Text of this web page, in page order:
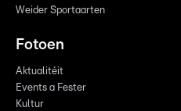
Weider Sportaarten
Fotoen
Aktualitéit
Events a Fester
Kultur